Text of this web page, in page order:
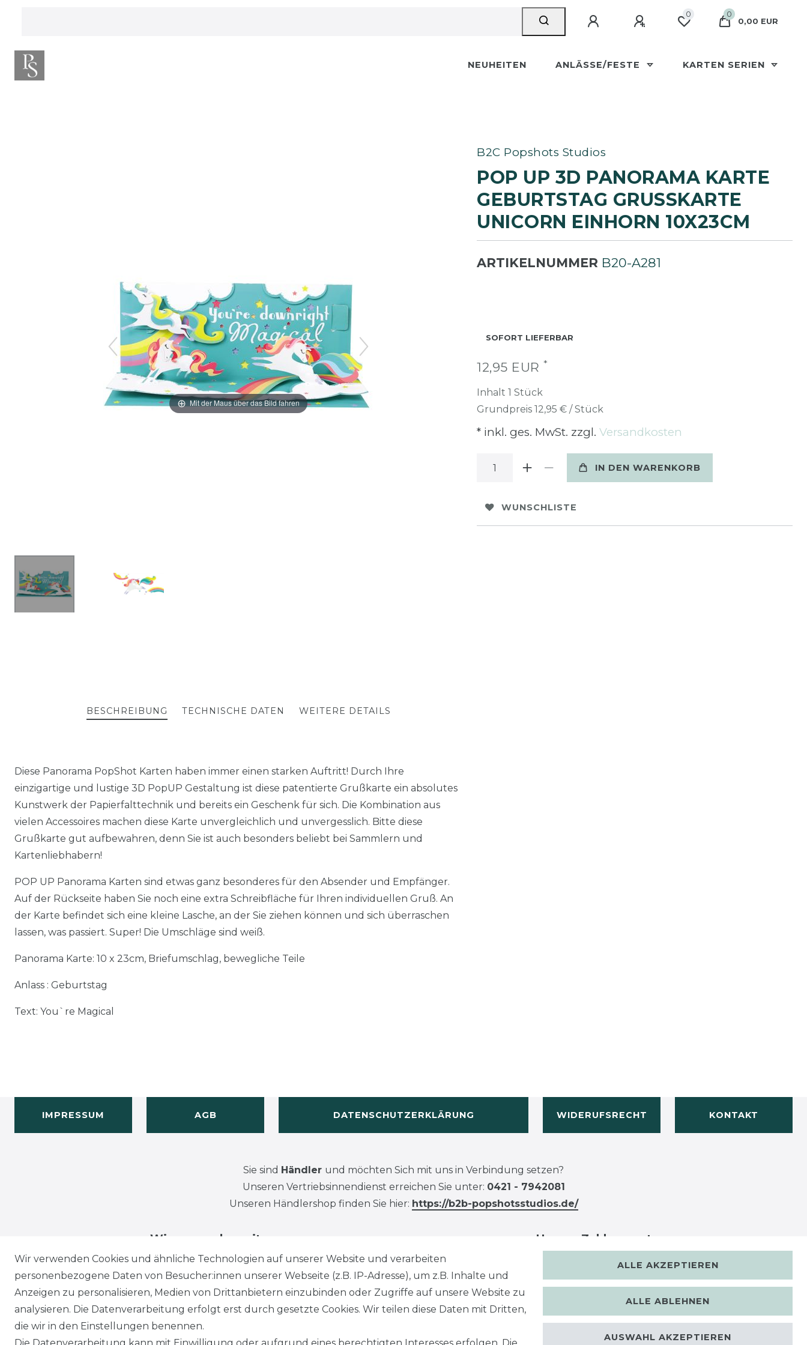
0
0
0,00 EUR
NEUHEITEN ANLÄSSE/FESTE KARTEN SERIEN
Mit der Maus über das Bild fahren
B2C Popshots Studios
POP UP 3D PANORAMA KARTE
GEBURTSTAG GRUSSKARTE U
NICORN EINHORN 10X23CM
ARTIKELNUMMER B20-A281
SOFORT LIEFERBAR
12,95 EUR *
Inhalt 1 Stück
Grundpreis 12,95 € / Stück
* inkl. ges. MwSt. zzgl. Versandkosten
IN DEN WARENKORB
WUNSCHLISTE
BESCHREIBUNG TECHNISCHE DATEN WEITERE DETAILS
Diese Panorama PopShot Karten haben immer einen starken Auftritt! Durch Ihre
einzigartige und lustige 3D PopUP Gestaltung ist diese patentierte Grußkarte ein absolutes
Kunstwerk der Papierfalttechnik und bereits ein Geschenk für sich. Die Kombination aus
vielen Accessoires machen diese Karte unvergleichlich und unvergesslich. Bitte diese
Grußkarte gut aufbewahren, denn Sie ist auch besonders beliebt bei Sammlern und
Kartenliebhabern!
POP UP Panorama Karten sind etwas ganz besonderes für den Absender und Empfänger.
Auf der Rückseite haben Sie noch eine extra Schreibfläche für Ihren individuellen Gruß. An
der Karte befindet sich eine kleine Lasche, an der Sie ziehen können und sich überraschen
lassen, was passiert. Super! Die Umschläge sind weiß.
Panorama Karte: 10 x 23cm, Briefumschlag, bewegliche Teile
Anlass : Geburtstag
Text: You`re Magical
IMPRESSUM AGB DATENSCHUTZERKLÄRUNG WIDERUFSRECHT KONTAKT
Sie sind Händler und möchten Sich mit uns in Verbindung setzen?
Unseren Vertriebsinnendienst erreichen Sie unter: 0421 - 7942081
Unseren Händlershop finden Sie hier: https://b2b-popshotsstudios.de/
Wir versenden mit Unsere Zahlungsarten
Wir verwenden Cookies und ähnliche Technologien auf unserer Website und verarbeiten
personenbezogene Daten von Besucher:innen unserer Webseite (z.B. IP-Adresse), um z.B. Inhalte und
Anzeigen zu personalisieren, Medien von Drittanbietern einzubinden oder Zugriffe auf unsere Website zu
analysieren. Die Datenverarbeitung erfolgt erst durch gesetzte Cookies. Wir teilen diese Daten mit Dritten,
die wir in den Einstellungen benennen.
ALLE AKZEPTIEREN
ALLE ABLEHNEN
AUSWAHL AKZEPTIEREN